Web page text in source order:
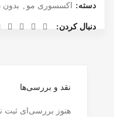
دسته: اکسسوری مو بدون
دنبال کردن
نقد و بررسی‌ها
هنوز بررسی‌ای ثبت